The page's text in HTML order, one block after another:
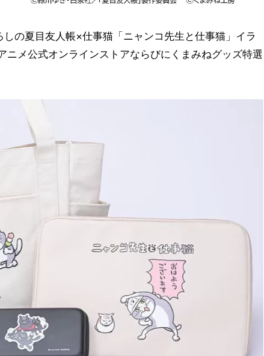
の夏目友人帳×仕事猫「ニャンコ先生と仕事猫」イラ
メ公式オンラインストアならびにくまみねグッズ特選